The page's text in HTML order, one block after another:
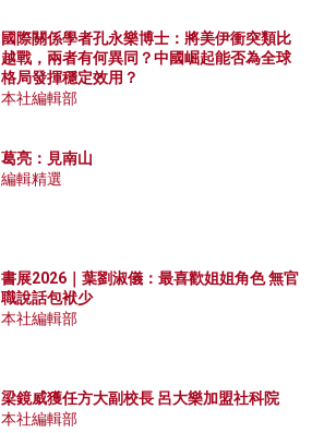
國際關係學者孔永樂博士：將美伊衝突類比
越戰，兩者有何異同？中國崛起能否為全球
格局發揮穩定效用？
本社編輯部
葛亮：見南山
編輯精選
書展2026｜葉劉淑儀：最喜歡姐姐角色 無官
職說話包袱少
本社編輯部
梁鏡威獲任方大副校長 呂大樂加盟社科院
本社編輯部